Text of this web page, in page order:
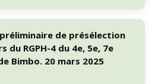
de présélection
du RGPH-4 du 4e, 5e, 7e
Bimbo. 20 mars 2025